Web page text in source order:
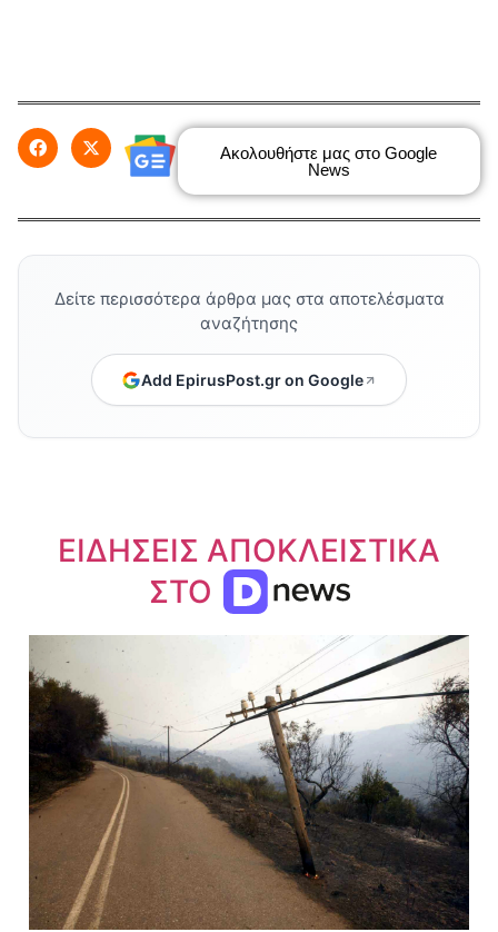
Ακολουθήστε μας στο Google
News
Δείτε περισσότερα άρθρα μας στα αποτελέσματα
αναζήτησης
Add EpirusPost.gr on Google
ΕΙΔΗΣΕΙΣ ΑΠΟΚΛΕΙΣΤΙΚΑ
ΣΤΟ